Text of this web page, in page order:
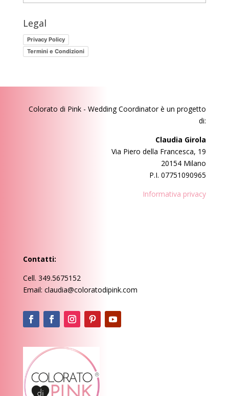
sei
perso
questi
post?
Legal
Privacy Policy
Termini e Condizioni
Colorato di Pink - Wedding Coordinatorè un progetto
di:
Claudia Girola
Via Piero della Francesca, 19
20154 Milano
P.I. 07751090965
Informativa privacy
Contatti:
Cell. 349.5675152
Email: claudia@coloratodipink.com